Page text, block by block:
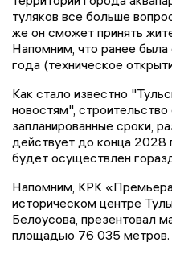
туляков все больше
же он сможет принять
Напомним, что ранее
года (техническое
Как стало известно
новостям",
запланированные сроки,
действует до конца 2028
будет осуществлен
Напомним, КРК
историческом центре
Белоусова, презентовал
площадью 76 035 метров.